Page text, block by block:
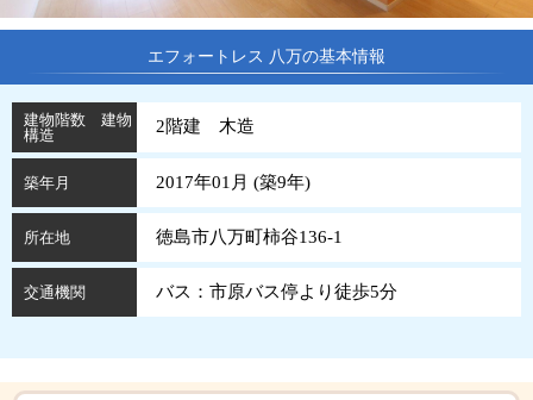
エフォートレス 八万の基本情報
建物階数 建物
構造
2階建 木造
築年月 2017年01月 (築9年)
所在地 徳島市八万町柿谷136-1
交通機関 バス：市原バス停より徒歩5分